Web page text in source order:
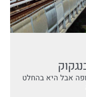
אבל היא בהחלט